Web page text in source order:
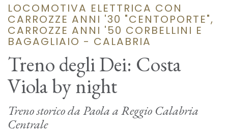
LOCOMOTIVA ELETTRICA CON
CARROZZE ANNI '30 "CENTOPORTE",
CARROZZE ANNI '50 CORBELLINI E
BAGAGLIAIO - CALABRIA
Treno degli Dei: Costa
Viola by night
Treno storico da Paola a Reggio Calabria
Centrale